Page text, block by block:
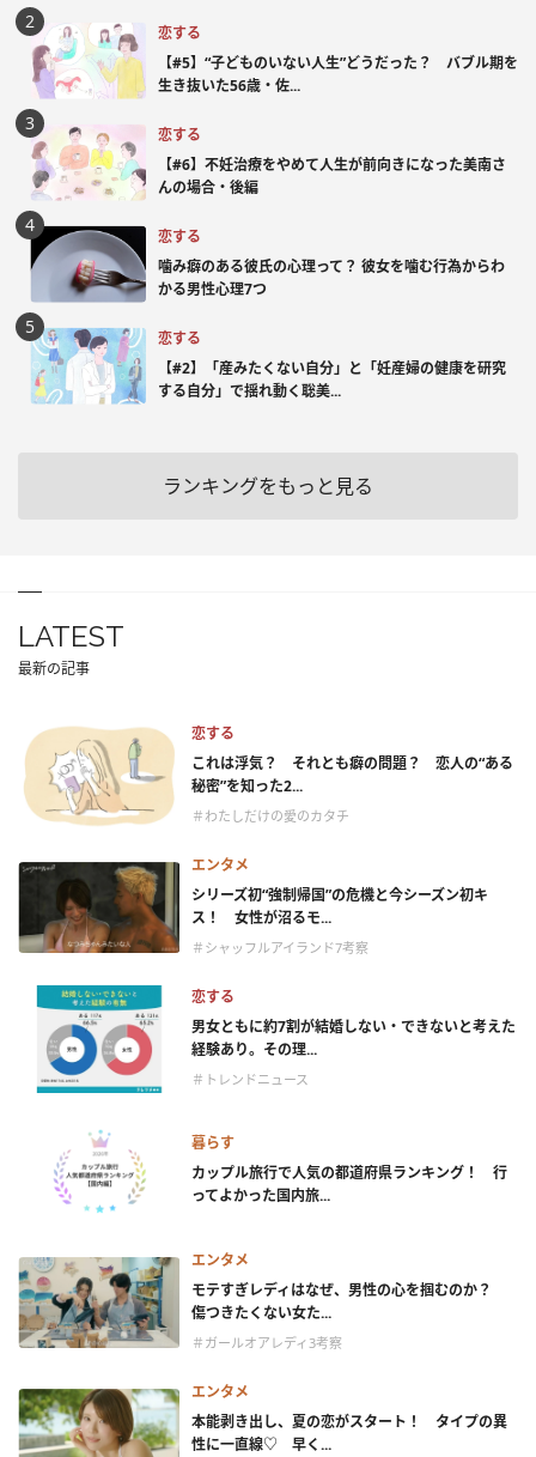
恋する
【#5】“子どものいない人生”どうだった？ バブル期を
生き抜いた56歳・佐...
恋する
【#6】不妊治療をやめて人生が前向きになった美南さ
んの場合・後編
恋する
噛み癖のある彼氏の心理って？ 彼女を噛む行為からわ
かる男性心理7つ
恋する
【#2】「産みたくない自分」と「妊産婦の健康を研究
する自分」で揺れ動く聡美...
ランキングをもっと見る
LATEST
最新の記事
恋する
これは浮気？ それとも癖の問題？ 恋人の“ある
秘密”を知った2...
＃わたしだけの愛のカタチ
エンタメ
シリーズ初“強制帰国”の危機と今シーズン初キ
ス！ 女性が沼るモ...
＃シャッフルアイランド7考察
恋する
男女ともに約7割が結婚しない・できないと考えた
経験あり。その理...
＃トレンドニュース
暮らす
カップル旅行で人気の都道府県ランキング！ 行
ってよかった国内旅...
エンタメ
モテすぎレディはなぜ、男性の心を掴むのか？
傷つきたくない女た...
＃ガールオアレディ3考察
エンタメ
本能剥き出し、夏の恋がスタート！ タイプの異
性に一直線♡ 早く...